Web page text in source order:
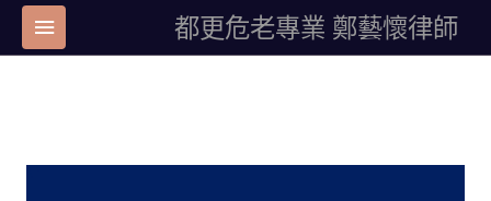
都更危老專業 鄭藝懷律師